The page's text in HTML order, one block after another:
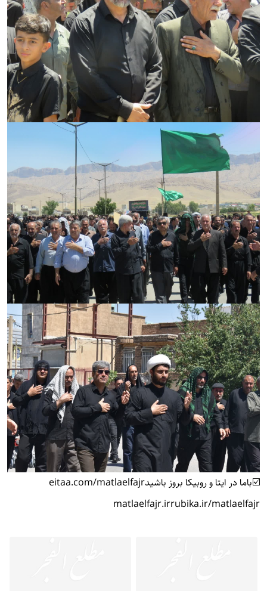
☑️باما در ایتا و روبیکا بروز باشیدeitaa.com/matlaelfajr
rubika.ir/matlaelfajr
matlaelfajr.ir